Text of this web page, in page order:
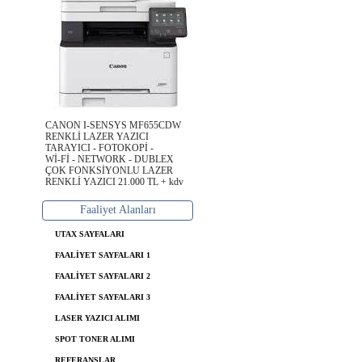
CANON I-SENSYS MF655CDW
RENKLİ LAZER YAZICI
TARAYICI - FOTOKOPİ -
Wİ-Fİ - NETWORK - DUBLEX
ÇOK FONKSİYONLU LAZER
RENKLİ YAZICI 21.000 TL + kdv
Faaliyet Alanları
UTAX SAYFALARI
FAALİYET SAYFALARI 1
FAALİYET SAYFALARI 2
FAALİYET SAYFALARI 3
LASER YAZICI ALIMI
SPOT TONER ALIMI
REFERANSLAR